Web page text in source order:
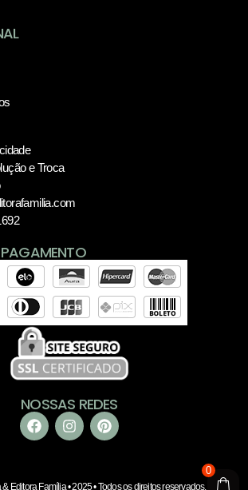
0
e Troca
NOSSAS REDES
Editora Família • 2025 • Todos os direitos reservados.